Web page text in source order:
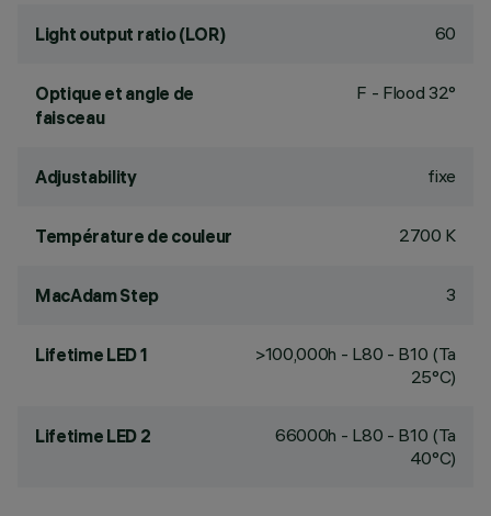
Light output ratio (LOR) 60
Optique et angle de
faisceau
F - Flood 32°
Adjustability fixe
Température de couleur 2700 K
MacAdam Step 3
Lifetime LED 1
>100,000h - L80 - B10 (Ta
25°C)
Lifetime LED 2
66000h - L80 - B10 (Ta
40°C)